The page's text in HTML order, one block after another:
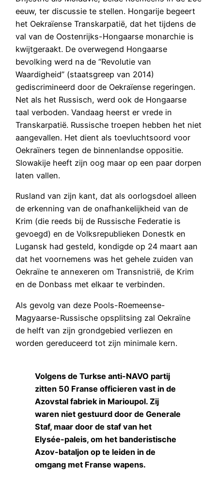
eeuw, ter discussie te stellen. Hongarije begeert
het Oekraïense Transkarpatië, dat het tijdens de
val van de Oostenrijks-Hongaarse monarchie is
kwijtgeraakt. De overwegend Hongaarse
bevolking werd na de “Revolutie van
Waardigheid” (staatsgreep van 2014)
gediscrimineerd door de Oekraïense regeringen.
Net als het Russisch, werd ook de Hongaarse
taal verboden. Vandaag heerst er vrede in
Transkarpatië. Russische troepen hebben het niet
aangevallen. Het dient als toevluchtsoord voor
Oekraïners tegen de binnenlandse oppositie.
Slowakije heeft zijn oog maar op een paar dorpen
laten vallen.
Rusland van zijn kant, dat als oorlogsdoel alleen
de erkenning van de onafhankelijkheid van de
Krim (die reeds bij de Russische Federatie is
gevoegd) en de Volksrepublieken Donestk en
Lugansk had gesteld, kondigde op 24 maart aan
dat het voornemens was het gehele zuiden van
Oekraïne te annexeren om Transnistrië, de Krim
en de Donbass met elkaar te verbinden.
Als gevolg van deze Pools-Roemeense-
Magyaarse-Russische opsplitsing zal Oekraïne
de helft van zijn grondgebied verliezen en
worden gereduceerd tot zijn minimale kern.
Volgens de Turkse anti-NAVO partij
zitten 50 Franse officieren vast in de
Azovstal fabriek in Marioupol. Zij
waren niet gestuurd door de Generale
Staf, maar door de staf van het
Elysée-paleis, om het banderistische
Azov-bataljon op te leiden in de
omgang met Franse wapens.